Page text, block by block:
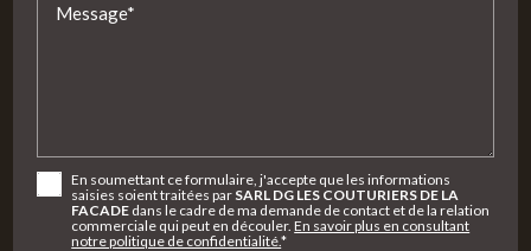
Message*
En soumettant ce formulaire, j'accepte que les informations
saisies soient traitées par SARL DG LES COUTURIERS DE LA
FACADE dans le cadre de ma demande de contact et de la relation
commerciale qui peut en découler.En savoir plus en consultant
notre politique de confidentialité.*